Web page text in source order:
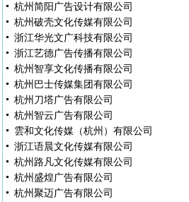
杭州简阳广告设计有限公司
杭州破壳文化传媒有限公司
浙江华光文广科技有限公司
浙江艺德广告传播有限公司
杭州智享文化传播有限公司
杭州巴士传媒集团有限公司
杭州刀塔广告有限公司
杭州智云广告有限公司
雲和文化传媒（杭州）有限公司
浙江语晨文化传媒有限公司
杭州路凡文化传媒有限公司
杭州盛煌广告有限公司
杭州聚迈广告有限公司